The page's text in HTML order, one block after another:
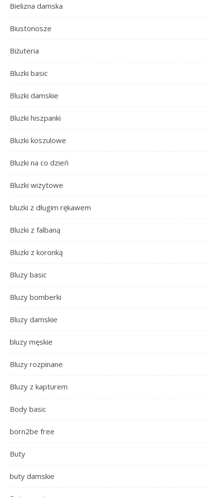
Bielizna damska
Biustonosze
Biżuteria
Bluzki basic
Bluzki damskie
Bluzki hiszpanki
Bluzki koszulowe
Bluzki na co dzień
Bluzki wizytowe
bluzki z długim rękawem
Bluzki z falbaną
Bluzki z koronką
Bluzy basic
Bluzy bomberki
Bluzy damskie
bluzy męskie
Bluzy rozpinane
Bluzy z kapturem
Body basic
born2be free
Buty
buty damskie